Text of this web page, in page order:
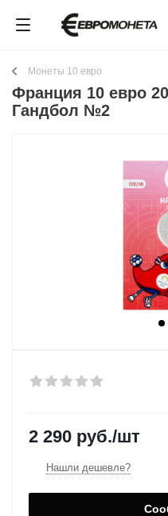
Монеты 10 евро
Франция 10 евро
Гандбол №2
2 290 руб./шт
Нашли дешевле?